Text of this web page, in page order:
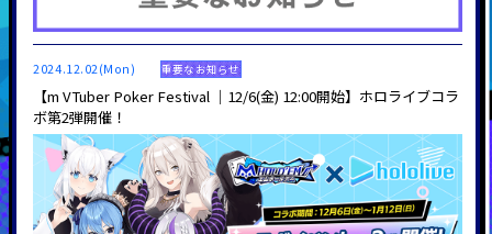
2024.12.02(Mon) 重要なお知らせ
【m VTuber Poker Festival ｜12/6(金) 12:00開始】ホロライブコラ
ボ第2弾開催！